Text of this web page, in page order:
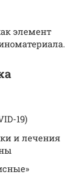
элемент
19)
и лечения